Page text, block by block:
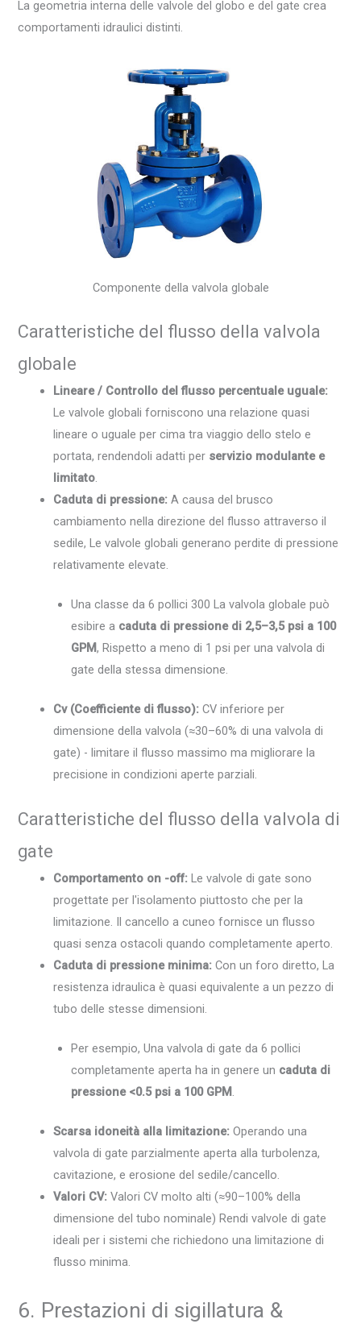
La geometria interna delle valvole del globo e del gate crea
comportamenti idraulici distinti.
Componente della valvola globale
Caratteristiche del flusso della valvola
globale
Lineare / Controllo del flusso percentuale uguale:
Le valvole globali forniscono una relazione quasi
lineare o uguale per cima tra viaggio dello stelo e
portata, rendendoli adatti per servizio modulante e
limitato.
Caduta di pressione: A causa del brusco
cambiamento nella direzione del flusso attraverso il
sedile, Le valvole globali generano perdite di pressione
relativamente elevate.
Una classe da 6 pollici 300 La valvola globale può
esibire a caduta di pressione di 2,5–3,5 psi a 100
GPM, Rispetto a meno di 1 psi per una valvola di
gate della stessa dimensione.
Cv (Coefficiente di flusso): CV inferiore per
dimensione della valvola (≈30–60% di una valvola di
gate) - limitare il flusso massimo ma migliorare la
precisione in condizioni aperte parziali.
Caratteristiche del flusso della valvola di
gate
Comportamento on -off: Le valvole di gate sono
progettate per l'isolamento piuttosto che per la
limitazione. Il cancello a cuneo fornisce un flusso
quasi senza ostacoli quando completamente aperto.
Caduta di pressione minima: Con un foro diretto, La
resistenza idraulica è quasi equivalente a un pezzo di
tubo delle stesse dimensioni.
Per esempio, Una valvola di gate da 6 pollici
completamente aperta ha in genere un caduta di
pressione <0.5 psi a 100 GPM .
Scarsa idoneità alla limitazione: Operando una
valvola di gate parzialmente aperta alla turbolenza,
cavitazione, e erosione del sedile/cancello.
Valori CV: Valori CV molto alti (≈90–100% della
dimensione del tubo nominale) Rendi valvole di gate
ideali per i sistemi che richiedono una limitazione di
flusso minima.
6. Prestazioni di sigillatura &